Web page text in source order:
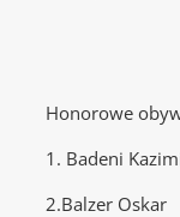
Honorowe
1. Badeni
2.Balzer Oskar